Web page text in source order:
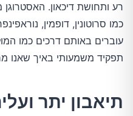
רע ותחושת דיכאון.
כמו סרוטונין, דופמין,
עוברים באותם דרכים כמו
תפקיד משמעותי באיך שאנו
תיאבון יתר